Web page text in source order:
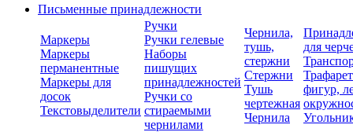
Письменные принадлежности
Маркеры
Маркеры
перманентные
Маркеры для
досок
Текстовыделители
Ручки
Ручки гелевые
Наборы
пишущих
принадлежностей
Ручки со
стираемыми
чернилами
Чернила,
тушь,
стержни
Стержни
Тушь
чертежная
Чернила
для
фигур,